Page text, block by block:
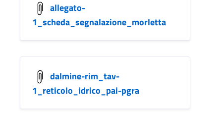
allegato-
1_scheda_segnalazione_morletta
dalmine-rim_tav-
1_reticolo_idrico_pai-pgra